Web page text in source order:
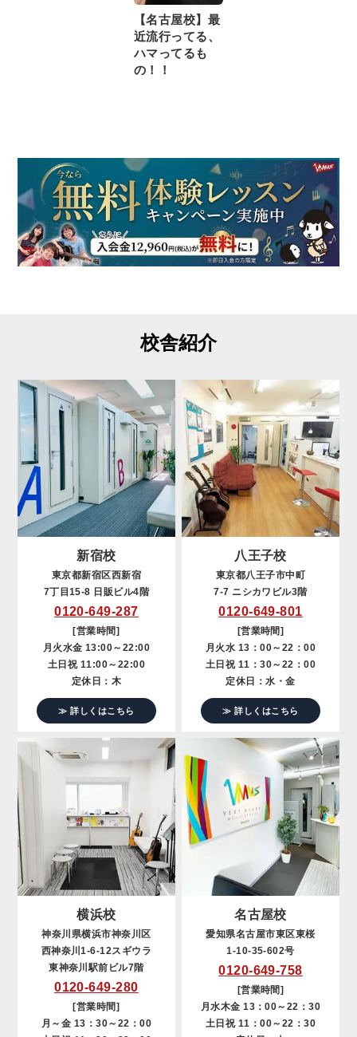
【名古屋校】最
近流行ってる、
ハマってるも
の！！
校舎紹介
新宿校
東京都新宿区西新宿
7丁目15-8 日販ビル4階
0120-649-287
[営業時間]
月火水金 13:00～22:00
土日祝 11:00～22:00
定休日：木
≫ 詳しくはこちら
八王子校
東京都八王子市中町
7-7 ニシカワビル3階
0120-649-801
[営業時間]
月火水 13：00～22：00
土日祝 11：30～22：00
定休日：水・金
≫ 詳しくはこちら
横浜校
神奈川県横浜市神奈川区
西神奈川1-6-12スギウラ
東神奈川駅前ビル7階
0120-649-280
[営業時間]
月～金 13：30～22：00
名古屋校
愛知県名古屋市東区東桜
1-10-35-602号
0120-649-758
[営業時間]
月水木金 13：00～22：30
土日祝 11：00～22：30